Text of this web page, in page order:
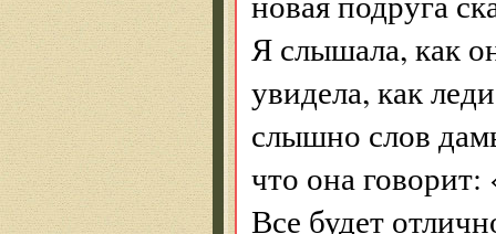
Я слышала, как
увидела, как
слышно слов
что она говорит:
Все будет